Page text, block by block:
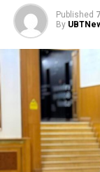
Published
By